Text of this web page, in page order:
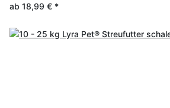
ab 18,99 € *